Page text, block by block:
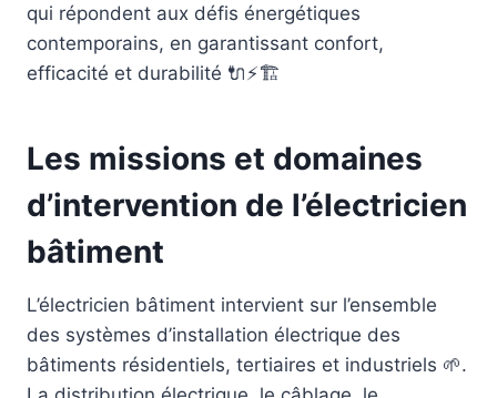
qui répondent aux défis énergétiques
contemporains, en garantissant confort,
efficacité et durabilité 🔌⚡🏗️
Les missions et domaines
d’intervention de l’électricien
bâtiment
L’électricien bâtiment intervient sur l’ensemble
des systèmes d’installation électrique des
bâtiments résidentiels, tertiaires et industriels 🌱.